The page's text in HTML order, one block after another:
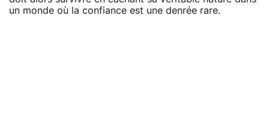
un monde où la confiance est une denrée rare.